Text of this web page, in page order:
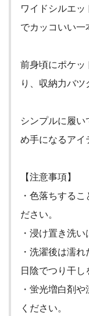
ワイドシルエッ
でカッコいい一
前身頃にポケッ
り、収納力バツ
シンプルに履
め手になるアイ
【注意事項】
・色落ちする
ださい。
・浸け置き洗い
・洗濯後は濡
日陰でつり干し
・蛍光増白剤
ください。